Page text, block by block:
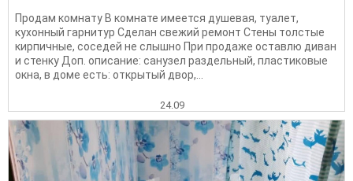
Продам комнату В комнате имеется душевая, туалет,
кухонный гарнитур Сделан свежий ремонт Стены толстые
кирпичные, соседей не слышно При продаже оставлю диван
и стенку Доп. описание: санузел раздельный, пластиковые
окна, в доме есть: открытый двор,...
24.09